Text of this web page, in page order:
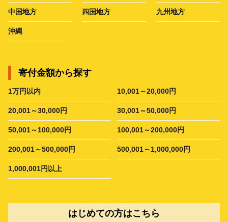
中国地方 四国地方 九州地方
沖縄
寄付金額から探す
1万円以内 10,001～20,000円
20,001～30,000円 30,001～50,000円
50,001～100,000円 100,001～200,000円
200,001～500,000円 500,001～1,000,000円
1,000,001円以上
はじめての方はこちら